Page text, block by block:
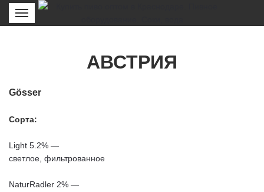
АВСТРИЯ
Gösser
Сорта:
Light 5.2% —
светлое, фильтрованное
NaturRadler 2% —